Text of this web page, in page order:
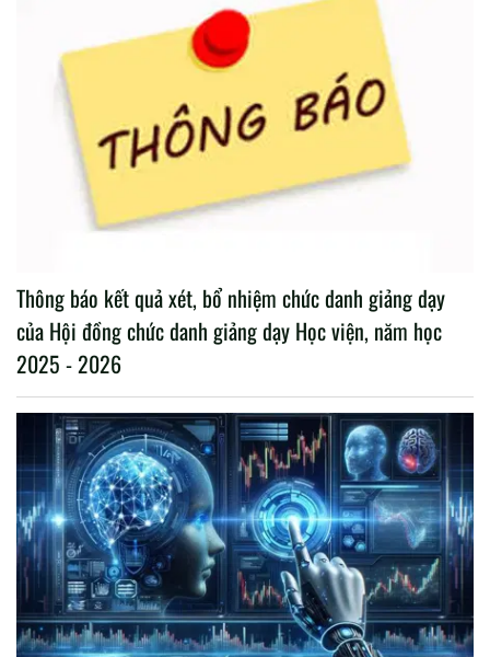
Thông báo kết quả xét, bổ nhiệm chức danh giảng dạy
của Hội đồng chức danh giảng dạy Học viện, năm học
2025 - 2026